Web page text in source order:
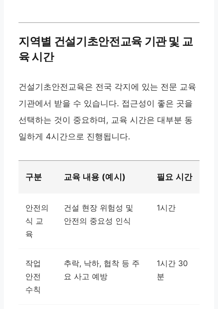
지역별 건설기초안전교육 기관 및 교
육 시간
건설기초안전교육은 전국 각지에 있는 전문 교육
기관에서 받을 수 있습니다. 접근성이 좋은 곳을
선택하는 것이 중요하며, 교육 시간은 대부분 동
일하게 4시간으로 진행됩니다.
구분 교육 내용 (예시) 필요 시간
안전의
식 교
육
건설 현장 위험성 및
안전의 중요성 인식
1시간
작업
안전
수칙
추락, 낙하, 협착 등 주
요 사고 예방
1시간 30
분